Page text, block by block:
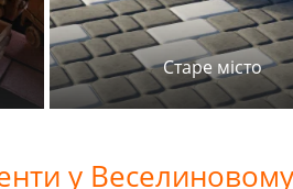
Старе місто
у Веселиновому